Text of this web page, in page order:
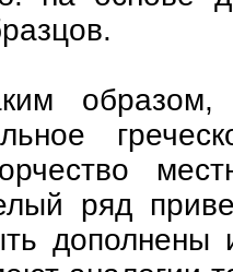
образом,
ряд
дополнены